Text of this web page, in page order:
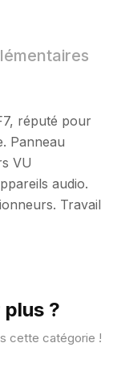
réputé pour
Panneau
VU
audio.
Travail
?
cette catégorie !